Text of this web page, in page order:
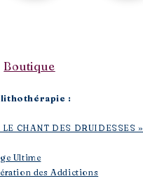
Boutique​
:
CHANT DES DRUIDESSES »
Ultime
des Addictions